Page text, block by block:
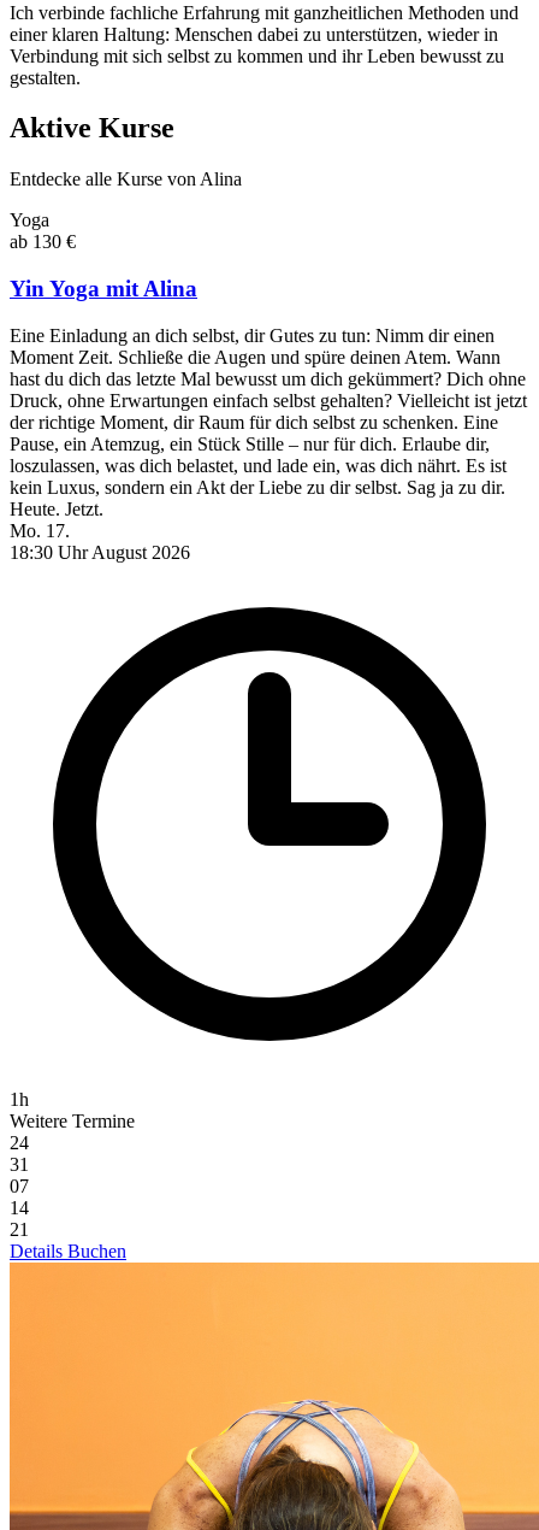
Ich verbinde fachliche Erfahrung mit ganzheitlichen Methoden und
einer klaren Haltung: Menschen dabei zu unterstützen, wieder in
Verbindung mit sich selbst zu kommen und ihr Leben bewusst zu
gestalten.
Aktive Kurse
Entdecke alle Kurse von Alina
Yoga
ab 130 €
Yin Yoga mit Alina
Eine Einladung an dich selbst, dir Gutes zu tun: Nimm dir einen
Moment Zeit. Schließe die Augen und spüre deinen Atem. Wann
hast du dich das letzte Mal bewusst um dich gekümmert? Dich ohne
Druck, ohne Erwartungen einfach selbst gehalten? Vielleicht ist jetzt
der richtige Moment, dir Raum für dich selbst zu schenken. Eine
Pause, ein Atemzug, ein Stück Stille – nur für dich. Erlaube dir,
loszulassen, was dich belastet, und lade ein, was dich nährt. Es ist
kein Luxus, sondern ein Akt der Liebe zu dir selbst. Sag ja zu dir.
Heute. Jetzt.
Mo. 17.
18:30 UhrAugust 2026
1h
Weitere Termine
24
31
07
14
21
Details Buchen